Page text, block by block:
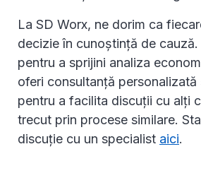
La SD Worx, ne dorim ca
decizie în cunoștință de cauză.
pentru a sprijini analiza
oferi consultanță personalizată
pentru a facilita discuții cu alți
trecut prin procese similare.
discuție cu un specialist aici.